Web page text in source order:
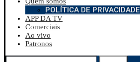
POLÍTICA DE PRIVACIDADE
APP DA TV
Comerciais
Ao vivo
Patronos